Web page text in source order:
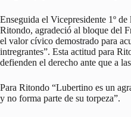
Enseguida el Vicepresidente 1º
Ritondo, agradeció al bloque del
el valor cívico demostrado para
intregrantes”. Esta actitud para
defienden el derecho ante que a
Para Ritondo “Lubertino es un
y no forma parte de su torpeza”.